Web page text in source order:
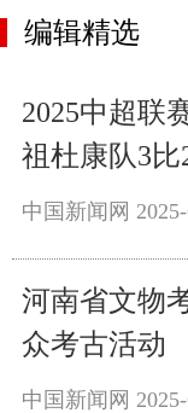
编辑精选
2025中超联
祖杜康队3
中国新闻网
河南省文物
众考古活动
中国新闻网